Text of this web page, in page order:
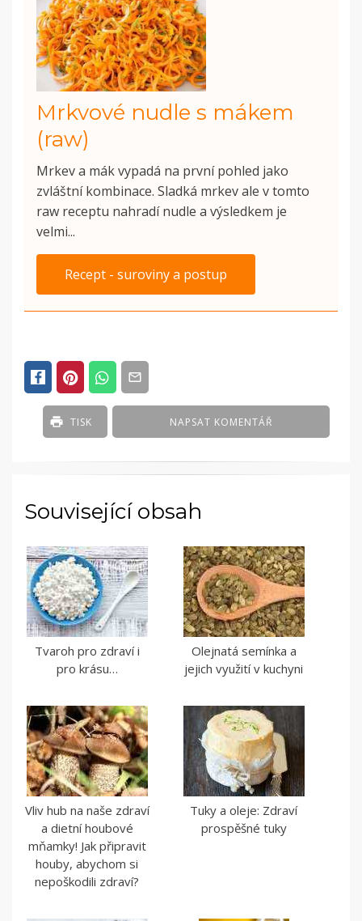
Mrkvové nudle s mákem
(raw)
Mrkev a mák vypadá na první pohled jako
zvláštní kombinace. Sladká mrkev ale v tomto
raw receptu nahradí nudle a výsledkem je
velmi...
Recept - suroviny a postup
IN
ČLÁNKY
NAPSAT KOMENTÁŘ
TISK
Související obsah
Tvaroh pro zdraví i
pro krásu…
Olejnatá semínka a
jejich využití v kuchyni
Vliv hub na naše zdraví
a dietní houbové
mňamky! Jak připravit
houby, abychom si
nepoškodili zdraví?
Tuky a oleje: Zdraví
prospěšné tuky